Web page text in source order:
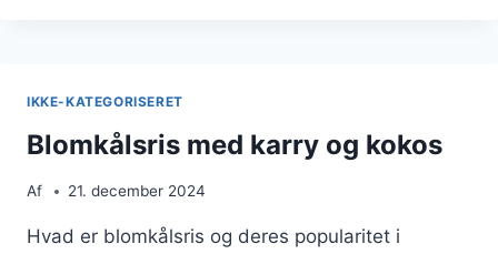
IKKE-KATEGORISERET
Blomkålsris med karry og kokos
Af 21. december 2024
Hvad er blomkålsris og deres popularitet i